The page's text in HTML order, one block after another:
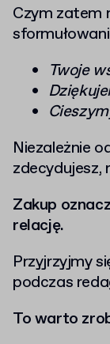
Czym zatem
Twoje
Niezależnie
Zakup
relację.
Przyjrzyjmy
podczas
To warto